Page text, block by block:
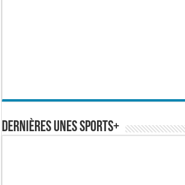
Dernières Unes Sports+